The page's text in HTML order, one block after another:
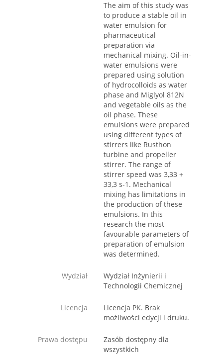
The aim of this study was
to produce a stable oil in
water emulsion for
pharmaceutical
preparation via
mechanical mixing. Oil-in-
water emulsions were
prepared using solution
of hydrocolloids as water
phase and Miglyol 812N
and vegetable oils as the
oil phase. These
emulsions were prepared
using different types of
stirrers like Rusthon
turbine and propeller
stirrer. The range of
stirrer speed was 3,33 +
33,3 s-1. Mechanical
mixing has limitations in
the production of these
emulsions. In this
research the most
favourable parameters of
preparation of emulsion
was determined.
Wydział
Wydział Inżynierii i
Technologii Chemicznej
Licencja
Licencja PK. Brak
możliwości edycji i druku.
Prawa dostępu
Zasób dostępny dla
wszystkich